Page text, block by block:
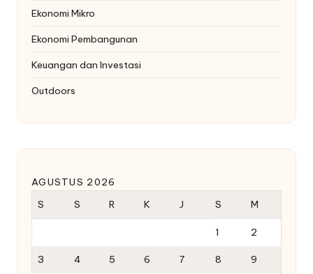
Ekonomi Mikro
Ekonomi Pembangunan
Keuangan dan Investasi
Outdoors
AGUSTUS 2026
S
S R K J S M
1 2
3 4 5 6 7 8 9